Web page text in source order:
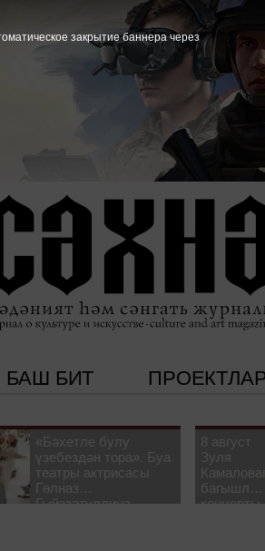
БАШ БИТ
«Бәхетле булу
үзебездән тора». Буа
театры актрисасы
Гөлназ
Гыйззәтуллина-
8 август
Зуля
багышлау
концерты
закрытие баннера через